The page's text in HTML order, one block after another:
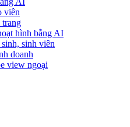
viên
hình bằng AI
sinh viên
doanh
view ngoại